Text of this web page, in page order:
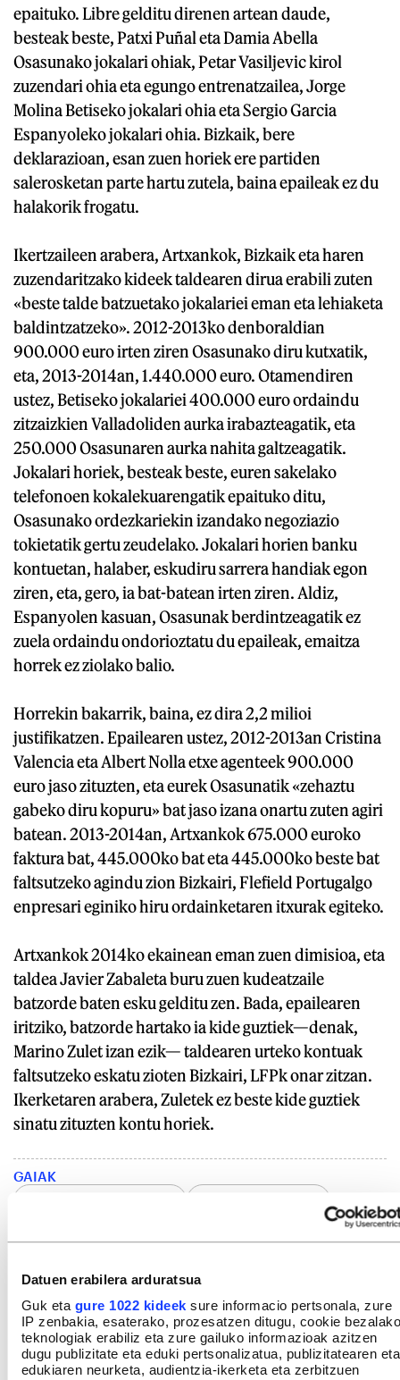
Datuen erabilera arduratsua
Guk eta gure 1022 kideek sure informacio pertsonala, zure
IP zenbakia, esaterako, prozesatzen ditugu, cookie bezalako
teknologiak erabiliz eta zure gailuko informazioak azitzen
dugu publizitate eta eduki pertsonalizatua, publizitatearen eta
edukiaren neurketa, audientzia-ikerketa eta zerbitzuen
epaituko. Libre gelditu direnen artean daude,
besteak beste, Patxi Puñal eta Damia Abella
Osasunako jokalari ohiak, Petar Vasiljevic kirol
zuzendari ohia eta egungo entrenatzailea, Jorge
Molina Betiseko jokalari ohia eta Sergio Garcia
Espanyoleko jokalari ohia. Bizkaik, bere
deklarazioan, esan zuen horiek ere partiden
salerosketan parte hartu zutela, baina epaileak ez du
halakorik frogatu.
Ikertzaileen arabera, Artxankok, Bizkaik eta haren
zuzendaritzako kideek taldearen dirua erabili zuten
«beste talde batzuetako jokalariei eman eta lehiaketa
baldintzatzeko». 2012-2013ko denboraldian
900.000 euro irten ziren Osasunako diru kutxatik,
eta, 2013-2014an, 1.440.000 euro. Otamendiren
ustez, Betiseko jokalariei 400.000 euro ordaindu
zitzaizkien Valladoliden aurka irabazteagatik, eta
250.000 Osasunaren aurka nahita galtzeagatik.
Jokalari horiek, besteak beste, euren sakelako
telefonoen kokalekuarengatik epaituko ditu,
Osasunako ordezkariekin izandako negoziazio
tokietatik gertu zeudelako. Jokalari horien banku
kontuetan, halaber, eskudiru sarrera handiak egon
ziren, eta, gero, ia bat-batean irten ziren. Aldiz,
Espanyolen kasuan, Osasunak berdintzeagatik ez
zuela ordaindu ondorioztatu du epaileak, emaitza
horrek ez ziolako balio.
Horrekin bakarrik, baina, ez dira 2,2 milioi
justifikatzen. Epailearen ustez, 2012-2013an Cristina
Valencia eta Albert Nolla etxe agenteek 900.000
euro jaso zituzten, eta eurek Osasunatik «zehaztu
gabeko diru kopuru» bat jaso izana onartu zuten agiri
batean. 2013-2014an, Artxankok 675.000 euroko
faktura bat, 445.000ko bat eta 445.000ko beste bat
faltsutzeko agindu zion Bizkairi, Flefield Portugalgo
enpresari eginiko hiru ordainketaren itxurak egiteko.
Artxankok 2014ko ekainean eman zuen dimisioa, eta
taldea Javier Zabaleta buru zuen kudeatzaile
batzorde baten esku gelditu zen. Bada, epailearen
iritziko, batzorde hartako ia kide guztiek—denak,
Marino Zulet izan ezik— taldearen urteko kontuak
faltsutzeko eskatu zioten Bizkairi, LFPk onar zitzan.
Ikerketaren arabera, Zuletek ez beste kide guztiek
sinatu zituzten kontu horiek.
GAIAK
Polizia eta justizia
Kirol taldeen kudeaketa
Delituak Justizia